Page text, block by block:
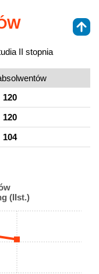
II stopnia
120
120
104
(IIst.)